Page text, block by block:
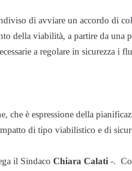
di avviare un accordo di
della viabilità, a partire da una
a regolare in sicurezza i
è espressione della
di tipo viabilistico e di
il Sindaco Chiara Calati -.